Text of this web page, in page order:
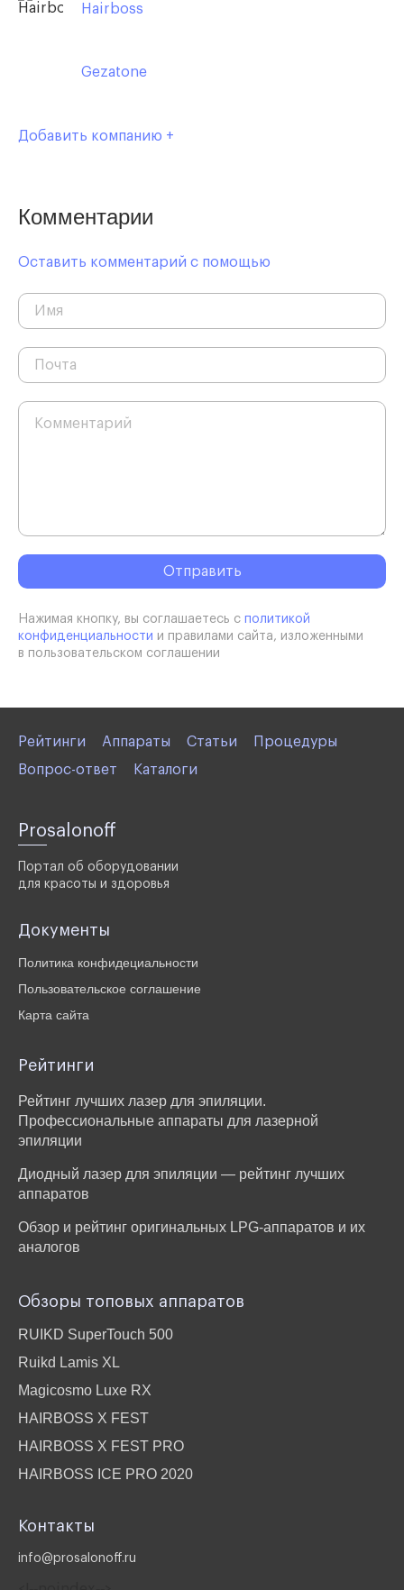
Hairboss
Gezatone
Добавить компанию +
Комментарии
Оставить комментарий с помощью
Нажимая кнопку, вы соглашаетесь с политикой
конфиденциальности и правилами сайта, изложенными
в пользовательском соглашении
Рейтинги Аппараты Статьи
Процедуры
Вопрос-ответ
Каталоги
Prosalonoff
Портал об оборудовании
для красоты и здоровья
Документы
Политика конфидециальности
Пользовательское соглашение
Карта сайта
Рейтинги
Рейтинг лучших лазер для эпиляции.
Профессиональные аппараты для лазерной
эпиляции
Диодный лазер для эпиляции — рейтинг лучших
аппаратов
Обзор и рейтинг оригинальных LPG-аппаратов и их
аналогов
Обзоры топовых аппаратов
RUIKD SuperTouch 500
Ruikd Lamis XL
Magicosmo Luxe RX
HAIRBOSS X FEST
HAIRBOSS X FEST PRO
HAIRBOSS ICE PRO 2020
Контакты
info@prosalonoff.ru